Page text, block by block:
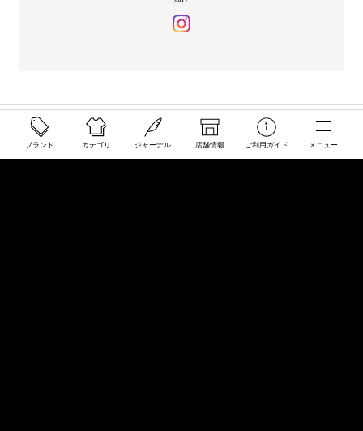
ブランド カテゴリ ジャーナル 店舗情報 ご利用ガイド メニュー
ご利用ガイド
配送と送料について